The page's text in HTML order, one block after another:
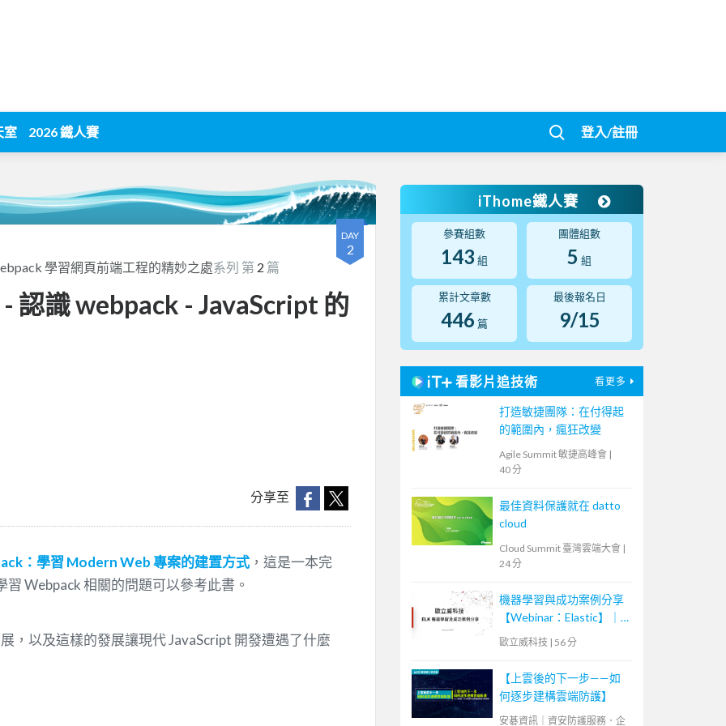
室 2026 鐵人賽 登入/註冊
DAY
2
學習網頁前端工程的精妙之處系列 第 2 篇
認識 webpack - JavaScript 的
分享至
：學習 Modern Web 專案的建置方式 ，這是一本完
Webpack 相關的問題可以參考此書。
，以及這樣的發展讓現代 JavaScript 開發遭遇了什麼
iThome鐵人賽
參賽組數
143 組
團體組數
5 組
累計文章數
446 篇
最後報名日
9/15
看影片追技術 看更多
打造敏捷團隊：在付得起
的範圍內，瘋狂改變
Agile Summit 敏捷高峰會 |
40 分
最佳資料保護就在 datto
cloud
Cloud Summit 臺灣雲端大會 |
24 分
機器學習與成功案例分享
【Webinar：Elastic】｜
歐立威科技
歐立威科技 | 56 分
【上雲後的下一步——如
何逐步建構雲端防護】
安碁資訊｜資安防護服務．企